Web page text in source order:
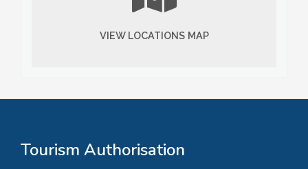
VIEW LOCATIONS MAP
Tourism Authorisation